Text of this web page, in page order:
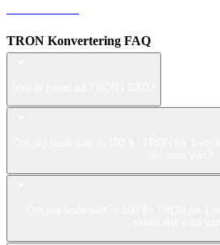
TRON Konvertering FAQ